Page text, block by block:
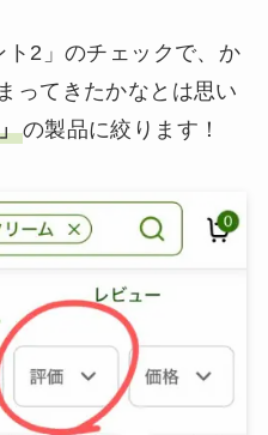
ト2」のチェックで、か
ってきたかなとは思い
の製品に絞ります！